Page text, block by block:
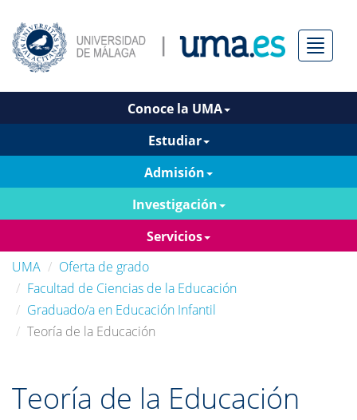
Menú
Conoce la UMA
Estudiar
Admisión
Investigación
Servicios
UMA
Oferta de grado
Facultad de Ciencias de la Educación
Graduado/a en Educación Infantil
Teoría de la Educación
Teoría de la Educación